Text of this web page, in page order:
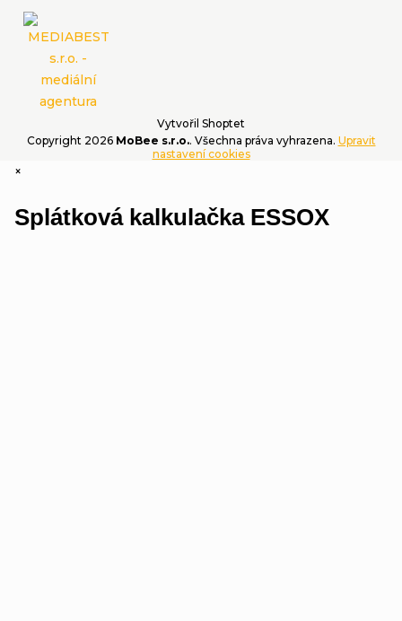
Vytvořil Shoptet
Copyright 2026 MoBee s.r.o.. Všechna práva vyhrazena. Upravit
nastavení cookies
×
Splátková kalkulačka ESSOX